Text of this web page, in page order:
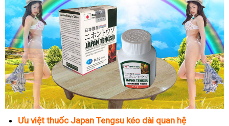
Ưu việt thuốc Japan Tengsu kéo dài quan hệ